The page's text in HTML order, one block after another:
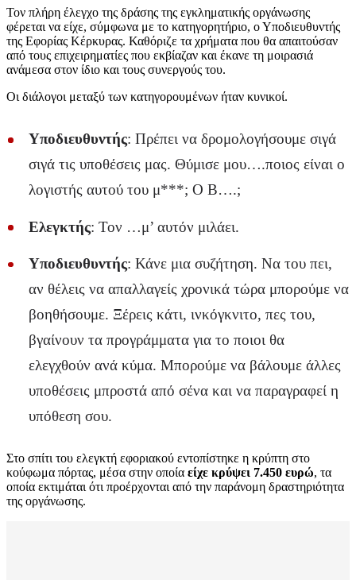
Τον πλήρη έλεγχο της δράσης της εγκληματικής οργάνωσης
φέρεται να είχε, σύμφωνα με το κατηγορητήριο, ο Υποδιευθυντής
της Εφορίας Κέρκυρας. Καθόριζε τα χρήματα που θα απαιτούσαν
από τους επιχειρηματίες που εκβίαζαν και έκανε τη μοιρασιά
ανάμεσα στον ίδιο και τους συνεργούς του.
Οι διάλογοι μεταξύ των κατηγορουμένων ήταν κυνικοί.
Υποδιευθυντής: Πρέπει να δρομολογήσουμε σιγά
σιγά τις υποθέσεις μας. Θύμισε μου….ποιος είναι ο
λογιστής αυτού του μ***; Ο Β….;
Ελεγκτής: Τον …μ’ αυτόν μιλάει.
Υποδιευθυντής: Κάνε μια συζήτηση. Να του πει,
αν θέλεις να απαλλαγείς χρονικά τώρα μπορούμε να
βοηθήσουμε. Ξέρεις κάτι, ινκόγκνιτο, πες του,
βγαίνουν τα προγράμματα για το ποιοι θα
ελεγχθούν ανά κύμα. Μπορούμε να βάλουμε άλλες
υποθέσεις μπροστά από σένα και να παραγραφεί η
υπόθεση σου.
Στο σπίτι του ελεγκτή εφοριακού εντοπίστηκε η κρύπτη στο
κούφωμα πόρτας, μέσα στην οποία είχε κρύψει 7.450 ευρώ, τα
οποία εκτιμάται ότι προέρχονται από την παράνομη δραστηριότητα
της οργάνωσης.